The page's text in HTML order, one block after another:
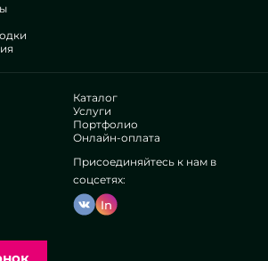
Каталог
Услуги
Портфолио
Онлайн-оплата
Присоединяйтесь к нам в
соцсетях:
In